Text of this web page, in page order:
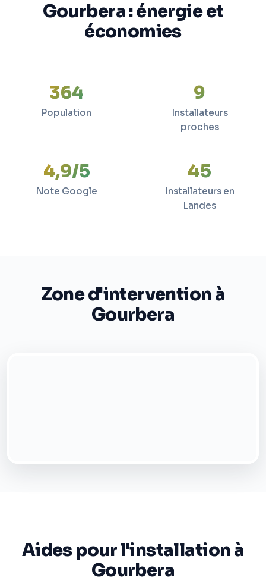
Gourbera : énergie et
économies
364
Population
9
Installateurs
proches
4,9/5
Note Google
45
Installateurs en
Landes
Zone d'intervention à
Gourbera
Aides pour l'installation à
Gourbera